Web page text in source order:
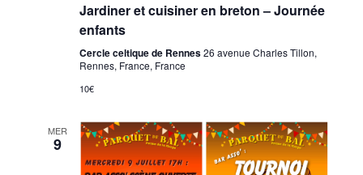
Jardiner et cuisiner en breton – Journée
enfants
Cercle celtique de Rennes26 avenue Charles Tillon,
Rennes, France, France
10€
MER
9